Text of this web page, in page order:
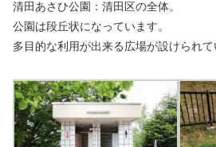
清田あさひ公園：清田区の全体。
公園は段丘状になっています。
多目的な利用が出来る広場が設けられて